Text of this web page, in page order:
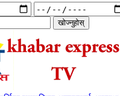
खोज्नुहोस्